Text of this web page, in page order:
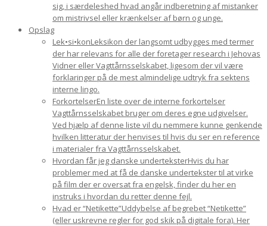
sig, i særdeleshed hvad angår indberetning af mistanker
om mistrivsel eller krænkelser af børn og unge.
Opslag
Lek•si•konLeksikon der langsomt udbygges med termer
der har relevans for alle der foretager research i Jehovas
Vidner eller Vagttårnsselskabet, ligesom der vil være
forklaringer på de mest almindelige udtryk fra sektens
interne lingo.
ForkortelserEn liste over de interne forkortelser
Vagttårnsselskabet bruger om deres egne udgivelser.
Ved hjælp af denne liste vil du nemmere kunne genkende
hvilken litteratur der henvises til hvis du ser en reference
i materialer fra Vagttårnsselskabet.
Hvordan får jeg danske underteksterHvis du har
problemer med at få de danske undertekster til at virke
på film der er oversat fra engelsk, finder du her en
instruks i hvordan du retter denne fejl.
Hvad er “Netikette”Uddybelse af begrebet “Netikette”
(eller uskrevne regler for god skik på digitale fora). Her